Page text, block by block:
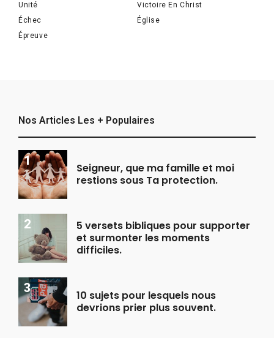
Unité
Victoire En Christ
Échec
Église
Épreuve
Nos Articles Les + Populaires
Seigneur, que ma famille et moi
restions sous Ta protection.
5 versets bibliques pour supporter
et surmonter les moments
difficiles.
10 sujets pour lesquels nous
devrions prier plus souvent.